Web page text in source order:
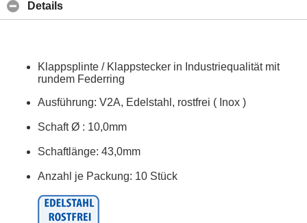
Details
Klappsplinte / Klappstecker in Industriequalität mit
rundem Federring
Ausführung: V2A, Edelstahl, rostfrei ( Inox )
SchaftØ : 10,0mm
Schaftlänge: 43,0mm
Anzahl je Packung: 10 Stück